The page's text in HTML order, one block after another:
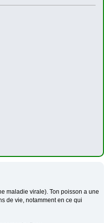
maladie virale). Ton poisson a une
de vie, notamment en ce qui